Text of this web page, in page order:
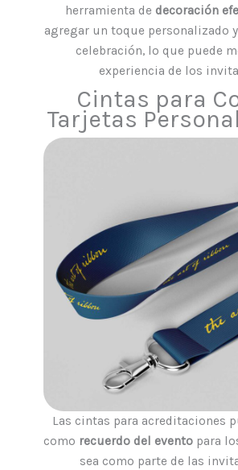
herramienta de decoración
agregar un toque personalizado
celebración, lo que puede
experiencia de los
Cintas para
Tarjetas
Las cintas para acreditaciones
como recuerdo del evento para
sea como parte de las